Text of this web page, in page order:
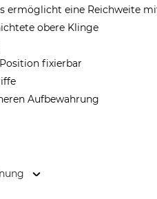
ermöglicht eine Reichweite
obere Klinge
fixierbar
Aufbewahrung